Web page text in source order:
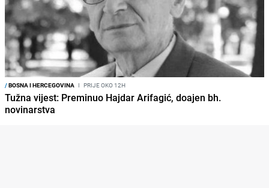
/BOSNA I HERCEGOVINA I PRIJE OKO 12H
Tužna vijest: Preminuo Hajdar Arifagić, doajen bh.
novinarstva